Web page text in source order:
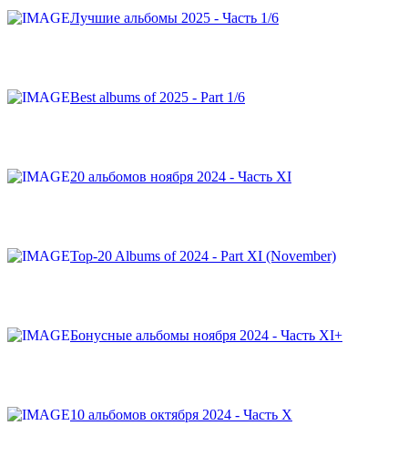
Лучшие альбомы 2025 - Часть 1/6
Best albums of 2025 - Part 1/6
20 альбомов ноября 2024 - Часть XI
Top-20 Albums of 2024 - Part XI (November)
Бонусные альбомы ноября 2024 - Часть XI+
10 альбомов октября 2024 - Часть X